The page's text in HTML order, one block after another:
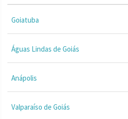
Goiatuba
Águas Lindas de Goiás
Anápolis
Valparaíso de Goiás